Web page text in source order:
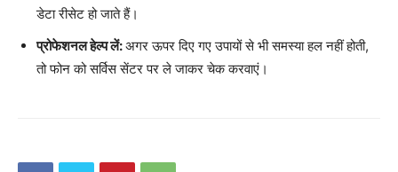
डेटा रीसेट हो जाते हैं।
प्रोफेशनल हेल्प लें:अगर ऊपर दिए गए उपायों से भी समस्या हल नहीं होती,
तो फोन को सर्विस सेंटर पर ले जाकर चेक करवाएं।